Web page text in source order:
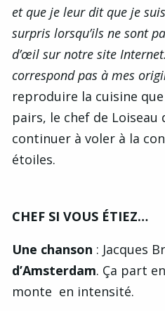
et que je leur dit que je
surpris lorsqu’ils ne sont
d’œil sur notre site
correspond pas à mes
reproduire la cuisine
pairs, le chef de
continuer à voler à la
étoiles.
CHEF SI VOUS ÉTIEZ…
Une chanson : Jacques
d’Amsterdam. Ça part
monte en intensité.